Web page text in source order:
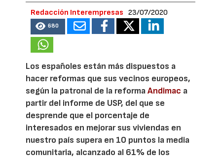
Redacción Interempresas 23/07/2020
680
Los españoles están más dispuestos a
hacer reformas que sus vecinos europeos,
según la patronal de la reformaAndimac a
partir del informe de USP, del que se
desprende que el porcentaje de
interesados en mejorar sus viviendas en
nuestro país supera en 10 puntos la media
comunitaria, alcanzado al 61% de los